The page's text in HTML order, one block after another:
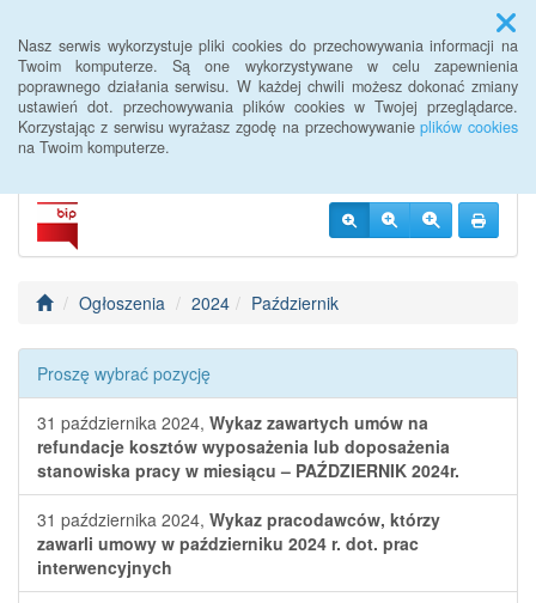
Nasz serwis wykorzystuje pliki cookies do przechowywania informacji na
Twoim komputerze. Są one wykorzystywane w celu zapewnienia
poprawnego działania serwisu. W każdej chwili możesz dokonać zmiany
ustawień dot. przechowywania plików cookies w Twojej przeglądarce.
Korzystając z serwisu wyrażasz zgodę na przechowywanieplików cookies
na Twoim komputerze.
Menu
BIP PUP Słupca
Ogłoszenia 2024 Październik
Proszę wybrać pozycję
31 października 2024, Wykaz zawartych umów na
refundacje kosztów wyposażenia lub doposażenia
stanowiska pracy w miesiącu – PAŹDZIERNIK 2024r.
31 października 2024, Wykaz pracodawców, którzy
zawarli umowy w październiku 2024 r. dot. prac
interwencyjnych